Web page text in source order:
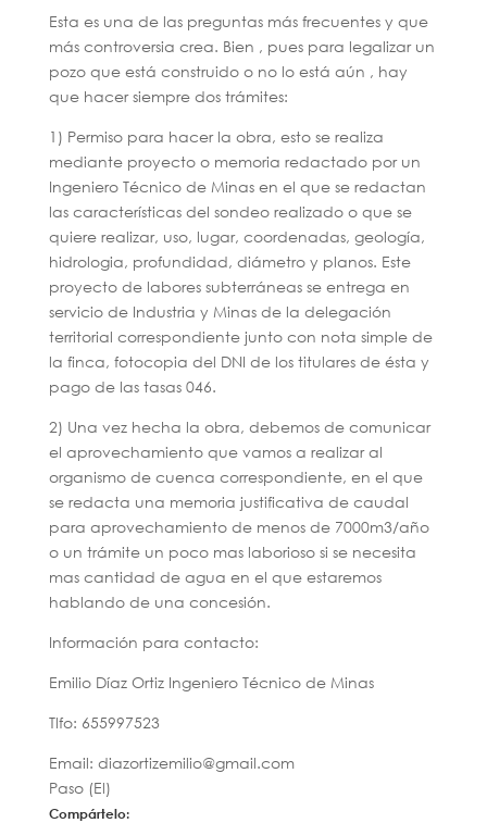
Esta es una de las preguntas más frecuentes y que
más controversia crea. Bien , pues para legalizar un
pozo que está construido o no lo está aún , hay
que hacer siempre dos trámites:
1) Permiso para hacer la obra, esto se realiza
mediante proyecto o memoria redactado por un
Ingeniero Técnico de Minas en el que se redactan
las características del sondeo realizado o que se
quiere realizar, uso, lugar, coordenadas, geología,
hidrologia, profundidad, diámetro y planos. Este
proyecto de labores subterráneas se entrega en
servicio de Industria y Minas de la delegación
territorial correspondiente junto con nota simple de
la finca, fotocopia del DNI de los titulares de ésta y
pago de las tasas 046.
2) Una vez hecha la obra, debemos de comunicar
el aprovechamiento que vamos a realizar al
organismo de cuenca correspondiente, en el que
se redacta una memoria justificativa de caudal
para aprovechamiento de menos de 7000m3/año
o un trámite un poco mas laborioso si se necesita
mas cantidad de agua en el que estaremos
hablando de una concesión.
Información para contacto:
Emilio Díaz Ortiz Ingeniero Técnico de Minas
Tlfo: 655997523
Email: diazortizemilio@gmail.com
Paso (El)
Compártelo: